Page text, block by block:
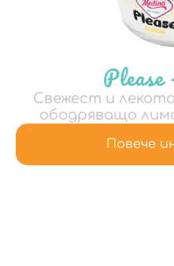
Свежест и
ободряващо
Повече